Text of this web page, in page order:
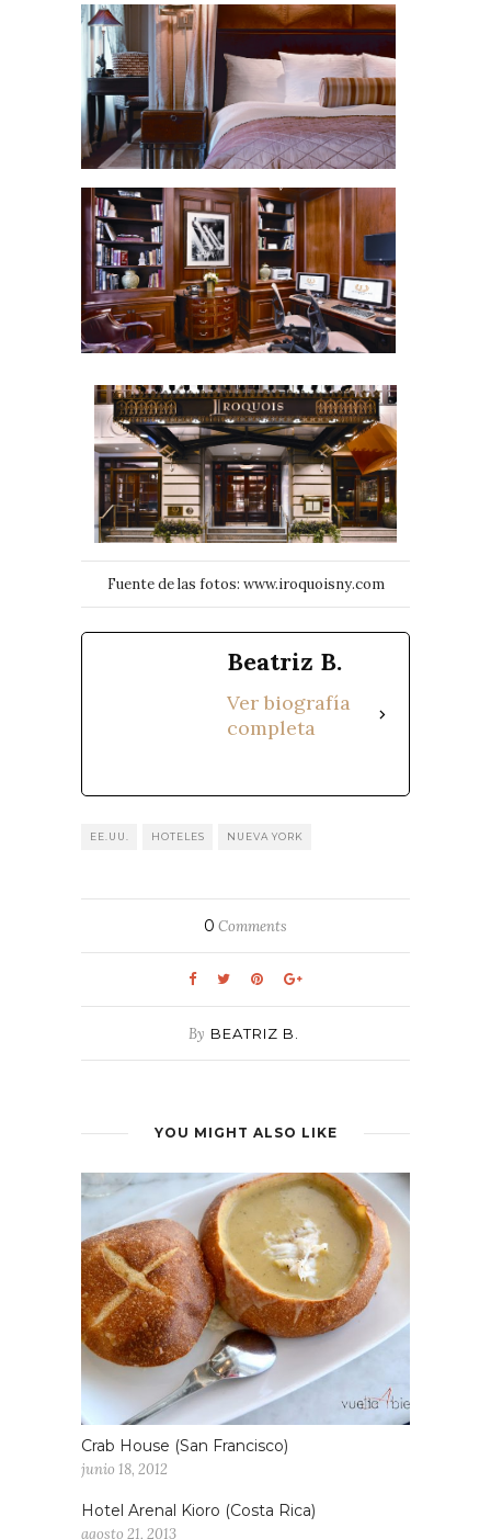
Fuente de las fotos: www.iroquoisny.com
Beatriz B.
Ver biografía
completa
EE.UU. HOTELES NUEVA YORK
0 Comments
By BEATRIZ B.
YOU MIGHT ALSO LIKE
Crab House (San Francisco)
junio 18, 2012
Hotel Arenal Kioro (Costa Rica)
agosto 21, 2013